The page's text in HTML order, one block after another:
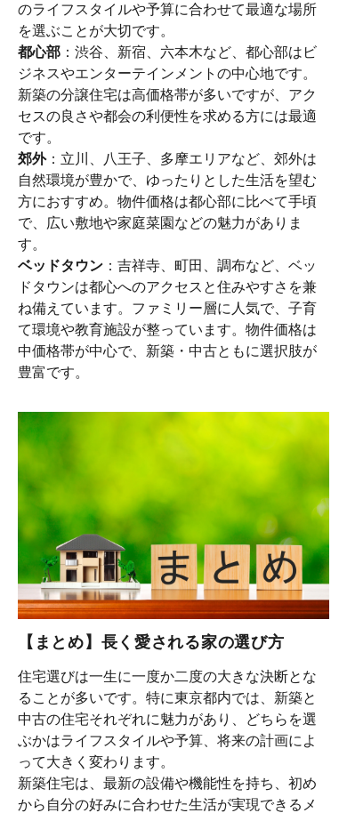
のライフスタイルや予算に合わせて最適な場所
を選ぶことが大切です。
都心部 ：渋谷、新宿、六本木など、都心部はビ
ジネスやエンターテインメントの中心地です。
新築の分譲住宅は高価格帯が多いですが、アク
セスの良さや都会の利便性を求める方には最適
です。
郊外：立川、八王子、多摩エリアなど、郊外は
自然環境が豊かで、ゆったりとした生活を望む
方におすすめ。物件価格は都心部に比べて手頃
で、広い敷地や家庭菜園などの魅力がありま
す。
ベッドタウン ：吉祥寺、町田、調布など、ベッ
ドタウンは都心へのアクセスと住みやすさを兼
ね備えています。ファミリー層に人気で、子育
て環境や教育施設が整っています。物件価格は
中価格帯が中心で、新築・中古ともに選択肢が
豊富です。
【まとめ】長く愛される家の選び方
住宅選びは一生に一度か二度の大きな決断とな
ることが多いです。特に東京都内では、新築と
中古の住宅それぞれに魅力があり、どちらを選
ぶかはライフスタイルや予算、将来の計画によ
って大きく変わります。
新築住宅は、最新の設備や機能性を持ち、初め
から自分の好みに合わせた生活が実現できるメ